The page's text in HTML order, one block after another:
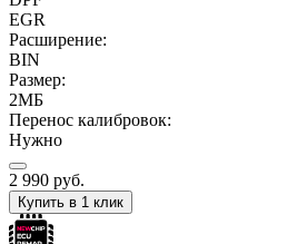
EGR
Расширение:
BIN
Размер:
2МБ
Перенос калибровок:
Нужно
2 990 руб.
Купить в 1 клик